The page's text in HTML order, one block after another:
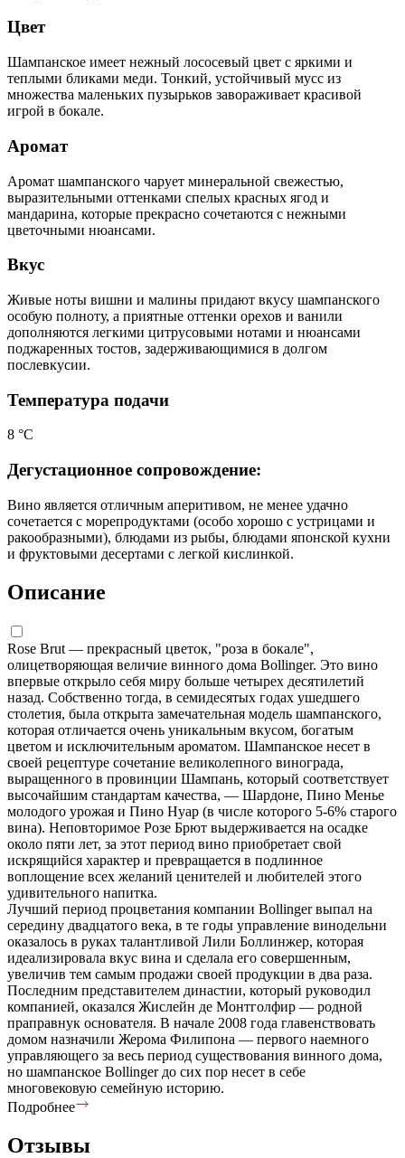
Цвет
Шампанское имеет нежный лососевый цвет с яркими и
теплыми бликами меди. Тонкий, устойчивый мусс из
множества маленьких пузырьков завораживает красивой
игрой в бокале.
Аромат
Аромат шампанского чарует минеральной свежестью,
выразительными оттенками спелых красных ягод и
мандарина, которые прекрасно сочетаются с нежными
цветочными нюансами.
Вкус
Живые ноты вишни и малины придают вкусу шампанского
особую полноту, а приятные оттенки орехов и ванили
дополняются легкими цитрусовыми нотами и нюансами
поджаренных тостов, задерживающимися в долгом
послевкусии.
Температура подачи
8 °С
Дегустационное сопровождение:
Вино является отличным аперитивом, не менее удачно
сочетается с морепродуктами (особо хорошо с устрицами и
ракообразными), блюдами из рыбы, блюдами японской кухни
и фруктовыми десертами с легкой кислинкой.
Описание
Rose Brut — прекрасный цветок, "роза в бокале",
олицетворяющая величие винного дома Bollinger. Это вино
впервые открыло себя миру больше четырех десятилетий
назад. Собственно тогда, в семидесятых годах ушедшего
столетия, была открыта замечательная модель шампанского,
которая отличается очень уникальным вкусом, богатым
цветом и исключительным ароматом. Шампанское несет в
своей рецептуре сочетание великолепного винограда,
выращенного в провинции Шампань, который соответствует
высочайшим стандартам качества, — Шардоне, Пино Менье
молодого урожая и Пино Нуар (в числе которого 5-6% старого
вина). Неповторимое Розе Брют выдерживается на осадке
около пяти лет, за этот период вино приобретает свой
искрящийся характер и превращается в подлинное
воплощение всех желаний ценителей и любителей этого
удивительного напитка.
Лучший период процветания компании Bollinger выпал на
середину двадцатого века, в те годы управление винодельни
оказалось в руках талантливой Лили Боллинжер, которая
идеализировала вкус вина и сделала его совершенным,
увеличив тем самым продажи своей продукции в два раза.
Последним представителем династии, который руководил
компанией, оказался Жислейн де Монтголфир — родной
праправнук основателя. В начале 2008 года главенствовать
домом назначили Жерома Филипона — первого наемного
управляющего за весь период существования винного дома,
но шампанское Bollinger до сих пор несет в себе
многовековую семейную историю.
Подробнее
Отзывы